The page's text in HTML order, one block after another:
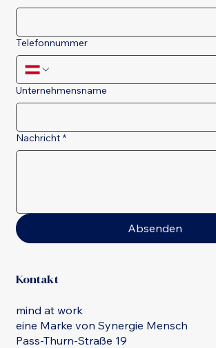
Kontakt
mind at work
eine Marke von Synergie Mensch
Pass-Thurn-Straße 19
Telefonnummer
Unternehmensname
Nachricht *
Absenden